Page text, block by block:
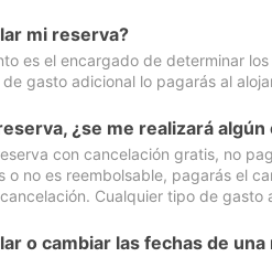
mi reserva?
es el encargado de determinar
gasto adicional lo pagarás al
¿se me realizará algún
con cancelación gratis, no
o no es reembolsable, pagarás el
Cualquier tipo de gasto
o cambiar las fechas de